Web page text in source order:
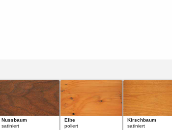
Nussbaum
satiniert
Eibe
poliert
Kirschbaum
satiniert